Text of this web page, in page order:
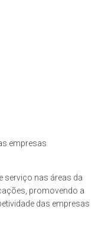
empresas
serviço nas áreas da
promovendo a
das empresas